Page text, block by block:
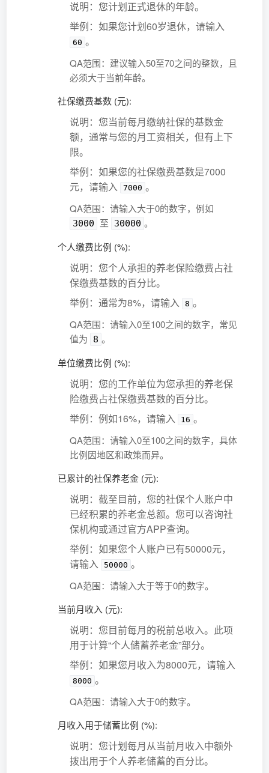
说明：您计划正式退休的年龄。
举例：如果您计划60岁退休，请输入
60 。
QA范围：建议输入50至70之间的整数，且
必须大于当前年龄。
社保缴费基数 (元):
说明：您当前每月缴纳社保的基数金
额，通常与您的月工资相关，但有上下
限。
举例：如果您的社保缴费基数是7000
元，请输入
7000 。
QA范围：请输入大于0的数字，例如
3000 至 30000 。
个人缴费比例 (%):
说明：您个人承担的养老保险缴费占社
保缴费基数的百分比。
举例：通常为8%，请输入
8 。
QA范围：请输入0至100之间的数字，常见
值为
8 。
单位缴费比例 (%):
说明：您的工作单位为您承担的养老保
险缴费占社保缴费基数的百分比。
举例：例如16%，请输入
16 。
QA范围：请输入0至100之间的数字，具体
比例因地区和政策而异。
已累计的社保养老金 (元):
说明：截至目前，您的社保个人账户中
已经积累的养老金总额。您可以咨询社
保机构或通过官方APP查询。
举例：如果您个人账户已有50000元，
请输入
50000 。
QA范围：请输入大于等于0的数字。
当前月收入 (元):
说明：您目前每月的税前总收入。此项
用于计算“个人储蓄养老金”部分。
举例：如果您月收入为8000元，请输入
8000 。
QA范围：请输入大于0的数字。
月收入用于储蓄比例 (%):
说明：您计划每月从当前月收入中额外
拨出用于个人养老储蓄的百分比。